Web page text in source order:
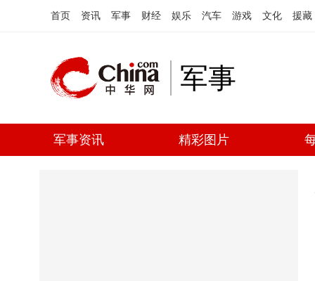
首页 资讯 军事 财经 娱乐 汽车 游戏 文化 援藏
军事
军事资讯 精彩图片